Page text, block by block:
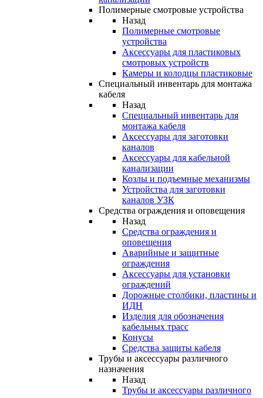
Полимерные смотровые устройства
Назад
Полимерные смотровые
устройства
Аксессуары для пластиковых
смотровых устройств
Камеры и колодцы пластиковые
Специальный инвентарь для монтажа
кабеля
Назад
Специальный инвентарь для
монтажа кабеля
Аксессуары для заготовки
каналов
Аксессуары для кабельной
канализации
Козлы и подъемные механизмы
Устройства для заготовки
каналов УЗК
Средства ограждения и оповещения
Назад
Средства ограждения и
оповещения
Аварийные и защитные
ограждения
Аксессуары для установки
ограждений
Дорожные столбики, пластины и
ИДН
Изделия для обозначения
кабельных трасс
Конусы
Средства защиты кабеля
Трубы и аксессуары различного
назначения
Назад
Трубы и аксессуары различного